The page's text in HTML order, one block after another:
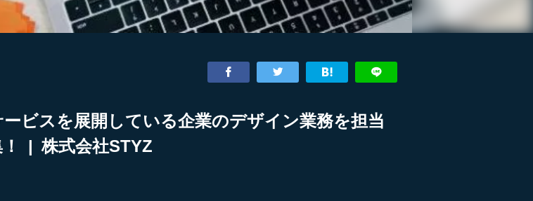
ービスを展開している企業のデザイン業務を担当
| 株式会社STYZ